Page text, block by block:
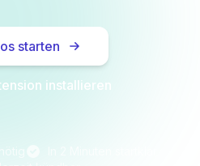
starten
installieren